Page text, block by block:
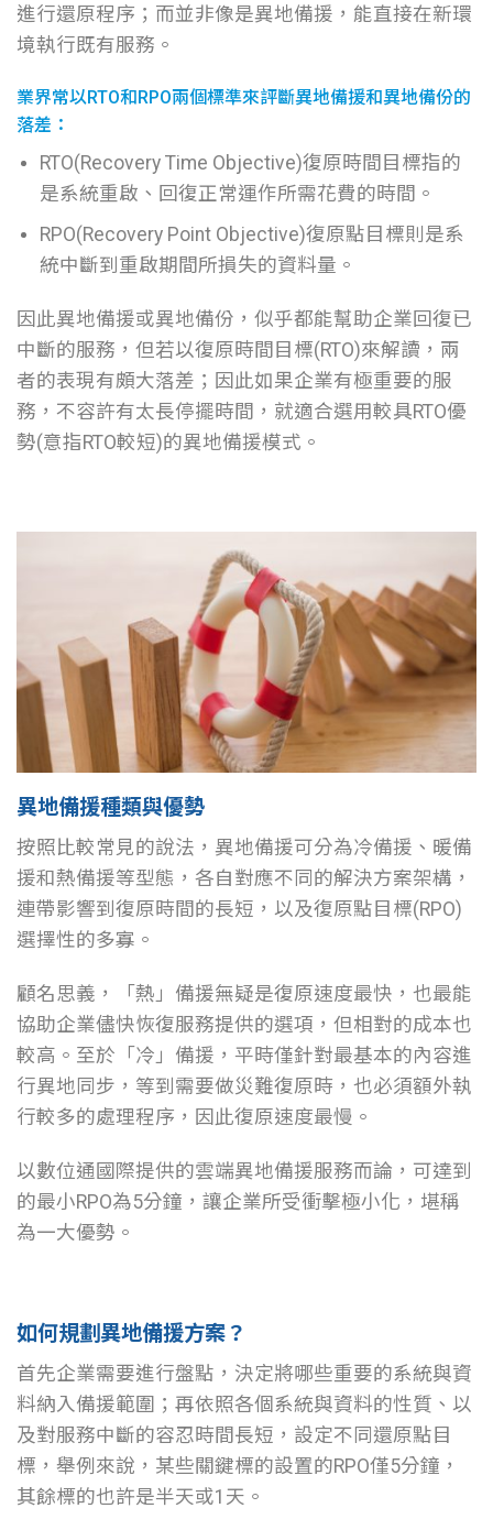
進行還原程序；而並非像是異地備援，能直接在新環
境執行既有服務。
業界常以RTO和RPO兩個標準來評斷異地備援和異地備份的
落差：
RTO(Recovery Time Objective)復原時間目標指的
是系統重啟、回復正常運作所需花費的時間。
RPO(Recovery Point Objective)復原點目標則是系
統中斷到重啟期間所損失的資料量。
因此異地備援或異地備份，似乎都能幫助企業回復已
中斷的服務，但若以復原時間目標(RTO)來解讀，兩
者的表現有頗大落差；因此如果企業有極重要的服
務，不容許有太長停擺時間，就適合選用較具RTO優
勢(意指RTO較短)的異地備援模式。
異地備援種類與優勢
按照比較常見的說法，異地備援可分為冷備援、暖備
援和熱備援等型態，各自對應不同的解決方案架構，
連帶影響到復原時間的長短，以及復原點目標(RPO)
選擇性的多寡。
顧名思義，「熱」備援無疑是復原速度最快，也最能
協助企業儘快恢復服務提供的選項，但相對的成本也
較高。至於「冷」備援，平時僅針對最基本的內容進
行異地同步，等到需要做災難復原時，也必須額外執
行較多的處理程序，因此復原速度最慢。
以數位通國際提供的雲端異地備援服務而論，可達到
的最小RPO為5分鐘，讓企業所受衝擊極小化，堪稱
為一大優勢。
如何規劃異地備援方案？
首先企業需要進行盤點，決定將哪些重要的系統與資
料納入備援範圍；再依照各個系統與資料的性質、以
及對服務中斷的容忍時間長短，設定不同還原點目
標，舉例來說，某些關鍵標的設置的RPO僅5分鐘，
其餘標的也許是半天或1天。